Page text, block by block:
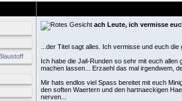
ach Leute, ich vermisse
...der Titel sagt alles. Ich vermisse und euch
Ich habe die Jail-Runden so sehr mit euch
machen lassen... Erzaehl das mal irgendwem,
Mir hats endlos viel Spass bereitet mit euch
den soften Waertern und den hartnaeckigen
nerven...